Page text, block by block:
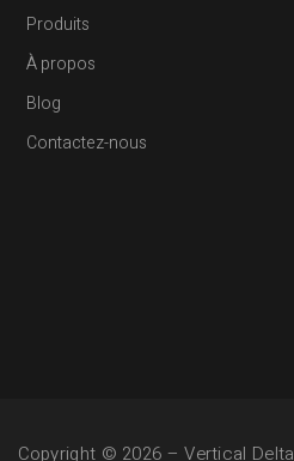
Produits
À propos
Blog
Contactez-nous
Copyright © 2026 –Vertical Delta